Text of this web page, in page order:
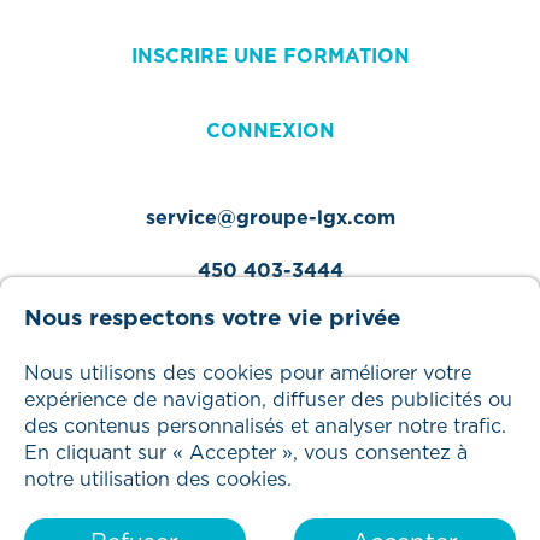
INSCRIRE UNE FORMATION
CONNEXION
service@groupe-lgx.com
450 403-3444
Tous droits réservés – 2025 Groupe LGX
Nous respectons votre vie privée
Nous utilisons des cookies pour améliorer votre
expérience de navigation, diffuser des publicités ou
des contenus personnalisés et analyser notre trafic.
En cliquant sur « Accepter », vous consentez à
notre utilisation des cookies.